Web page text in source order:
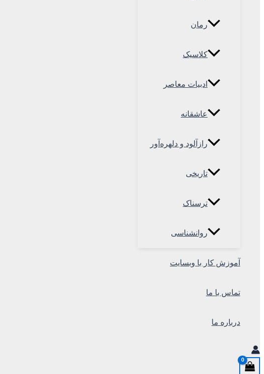
رمان
کلاسیک
ادبیات معاصر
عاشقانه
رازآلود و دلهره‌آور
تاریخی
ترسناک
روانشناسی
آموزش کار با وبسایت
تماس با ما
درباره ما